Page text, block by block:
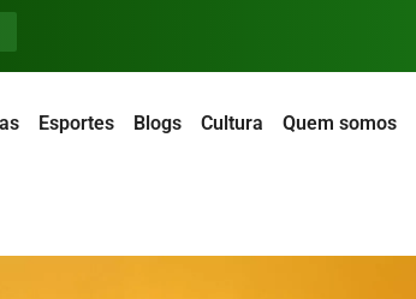
Esportes Blogs Cultura Quem somos